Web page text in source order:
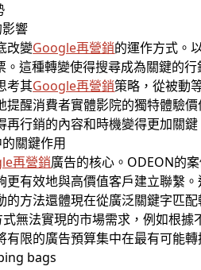
響
改變Google再營銷的運作方式。
。這種轉變使得搜尋成為關鍵的
考其Google再營銷策略，從被動
提醒消費者實體影院的獨特體驗
行銷的內容和時機變得更加關鍵
關鍵作用
再營銷廣告的核心。ODEON的
更有效地與高價值客戶建立聯繫
的方法還體現在從廣泛關鍵字匹
無法實現的市場需求，例如根
限的廣告預算集中在最有可能轉